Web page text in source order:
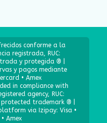
conforme a la
registrada, RUC:
y protegida ® |
y pagos mediante
• Amex
in compliance with
agency, RUC:
protected trademark ® |
via Izipay: Visa •
Amex